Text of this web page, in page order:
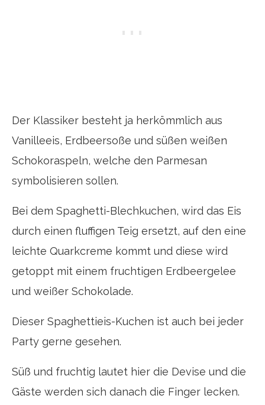
Der Klassiker besteht ja herkömmlich aus
Vanilleeis, Erdbeersoße und süßen weißen
Schokoraspeln, welche den Parmesan
symbolisieren sollen.
Bei dem Spaghetti-Blechkuchen, wird das Eis
durch einen fluffigen Teig ersetzt, auf den eine
leichte Quarkcreme kommt und diese wird
getoppt mit einem fruchtigen Erdbeergelee
und weißer Schokolade.
Dieser Spaghettieis-Kuchen ist auch bei jeder
Party gerne gesehen.
Süß und fruchtig lautet hier die Devise und die
Gäste werden sich danach die Finger lecken.